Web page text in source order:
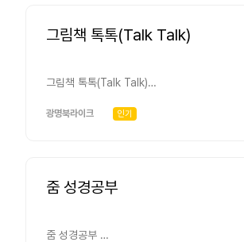
그림책 톡톡(Talk Talk)
그림책 톡톡(Talk Talk)
광명북라이크 인기
줌 성경공부
줌 성경공부